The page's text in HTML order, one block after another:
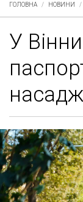
ГОЛОВНА НОВИНИ
У